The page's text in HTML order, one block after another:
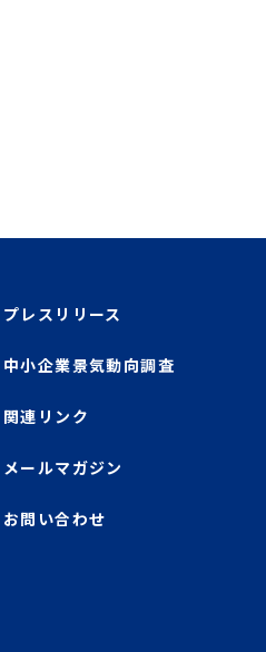
プレスリリース
中小企業景気動向調査
関連リンク
メールマガジン
お問い合わせ